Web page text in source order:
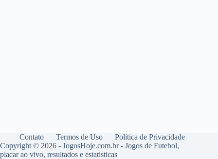
Contato Termos de Uso
Política de Privacidade
Copyright © 2026 - JogosHoje.com.br - Jogos de Futebol,
placar ao vivo, resultados e estatisticas